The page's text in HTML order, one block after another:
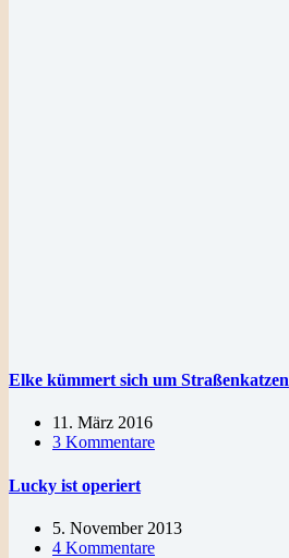
Elke kümmert sich um Straßenkatzen
11. März 2016
3 Kommentare
Lucky ist operiert
5. November 2013
4 Kommentare